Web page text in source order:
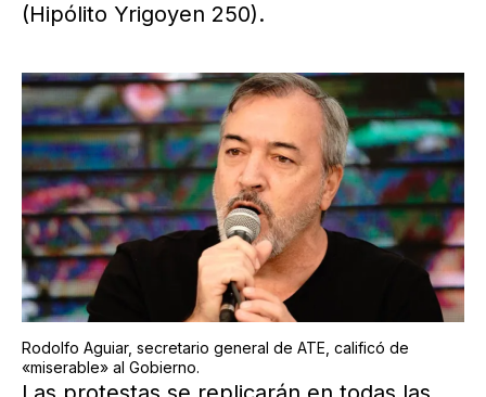
(Hipólito Yrigoyen 250).
Rodolfo Aguiar, secretario general de ATE, calificó de
«miserable» al Gobierno.